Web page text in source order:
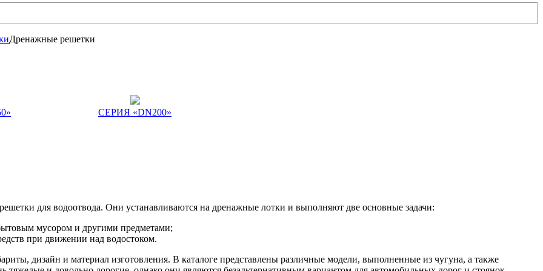
Дренажные решетки
СЕРИЯ «DN200»
для водоотвода. Они устанавливаются на дренажные лотки и выполняют две основные задачи:
мусором и другими предметами;
при движении над водостоком.
дизайн и материал изготовления. В каталоге представлены различные модели, выполненные из чугуна, а также